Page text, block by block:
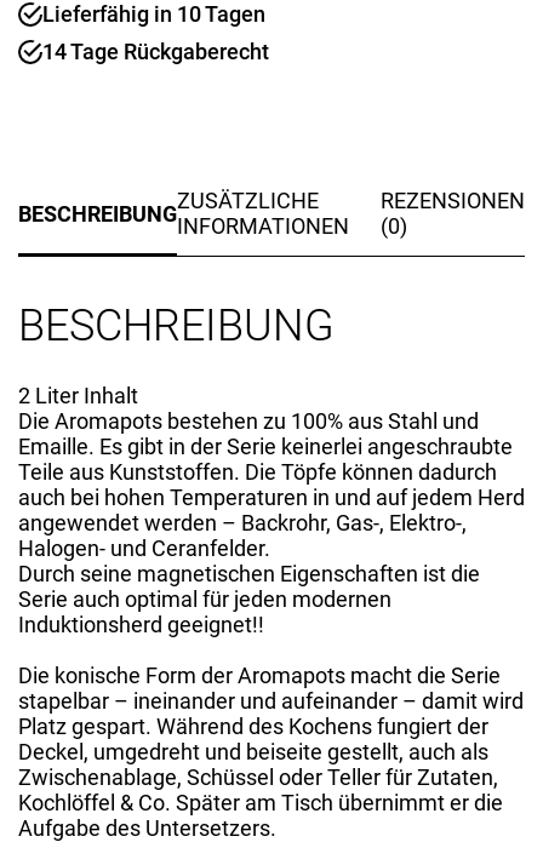
Green
"Aromapot"
Menge
Lieferfähig in 10 Tagen
14 Tage Rückgaberecht
BESCHREIBUNGZUSÄTZLICHE
INFORMATIONEN
REZENSIONEN
(0)
BESCHREIBUNG
2 Liter Inhalt
Die Aromapots bestehen zu 100% aus Stahl und
Emaille. Es gibt in der Serie keinerlei angeschraubte
Teile aus Kunststoffen. Die Töpfe können dadurch
auch bei hohen Temperaturen in und auf jedem Herd
angewendet werden – Backrohr, Gas-, Elektro-,
Halogen- und Ceranfelder.
Durch seine magnetischen Eigenschaften ist die
Serie auch optimal für jeden modernen
Induktionsherd geeignet!!
Die konische Form der Aromapots macht die Serie
stapelbar – ineinander und aufeinander – damit wird
Platz gespart. Während des Kochens fungiert der
Deckel, umgedreht und beiseite gestellt, auch als
Zwischenablage, Schüssel oder Teller für Zutaten,
Kochlöffel & Co. Später am Tisch übernimmt er die
Aufgabe des Untersetzers.